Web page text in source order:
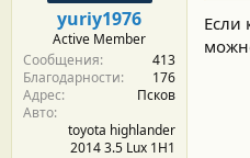
с
т
yuriy1976
Active Member
Сообщения
413
Благодарности
176
Адрес
Псков
Авто
toyota highlander
2014 3.5 Lux 1H1
Если